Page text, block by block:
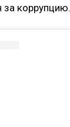
коррупцию.